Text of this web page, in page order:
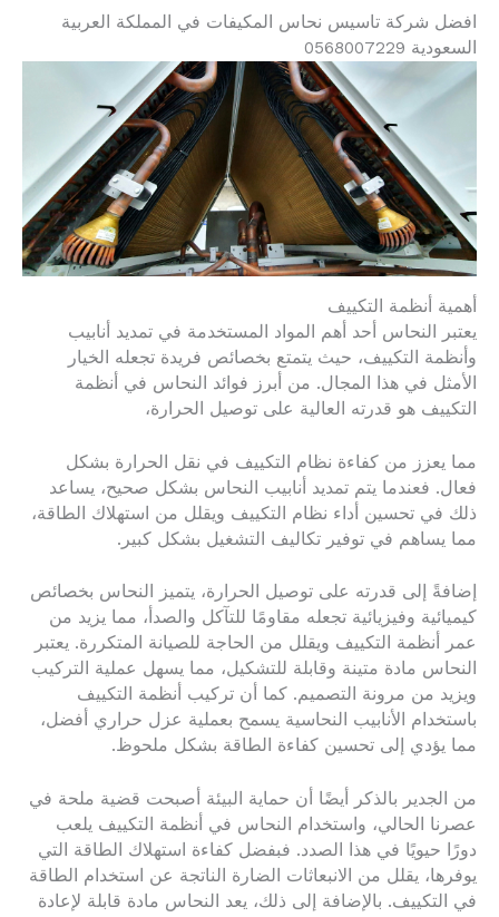
افضل شركة تاسيس نحاس المكيفات في المملكة العربية
السعودية 0568007229
أهمية أنظمة التكييف
يعتبر النحاس أحد أهم المواد المستخدمة في تمديد أنابيب
وأنظمة التكييف، حيث يتمتع بخصائص فريدة تجعله الخيار
الأمثل في هذا المجال. من أبرز فوائد النحاس في أنظمة
التكييف هو قدرته العالية على توصيل الحرارة،
مما يعزز من كفاءة نظام التكييف في نقل الحرارة بشكل
فعال. فعندما يتم تمديد أنابيب النحاس بشكل صحيح، يساعد
ذلك في تحسين أداء نظام التكييف ويقلل من استهلاك الطاقة،
مما يساهم في توفير تكاليف التشغيل بشكل كبير.
إضافةً إلى قدرته على توصيل الحرارة، يتميز النحاس بخصائص
كيميائية وفيزيائية تجعله مقاومًا للتآكل والصدأ، مما يزيد من
عمر أنظمة التكييف ويقلل من الحاجة للصيانة المتكررة. يعتبر
النحاس مادة متينة وقابلة للتشكيل، مما يسهل عملية التركيب
ويزيد من مرونة التصميم. كما أن تركيب أنظمة التكييف
باستخدام الأنابيب النحاسية يسمح بعملية عزل حراري أفضل،
مما يؤدي إلى تحسين كفاءة الطاقة بشكل ملحوظ.
من الجدير بالذكر أيضًا أن حماية البيئة أصبحت قضية ملحة في
عصرنا الحالي، واستخدام النحاس في أنظمة التكييف يلعب
دورًا حيويًا في هذا الصدد. فبفضل كفاءة استهلاك الطاقة التي
يوفرها، يقلل من الانبعاثات الضارة الناتجة عن استخدام الطاقة
في التكييف. بالإضافة إلى ذلك، يعد النحاس مادة قابلة لإعادة